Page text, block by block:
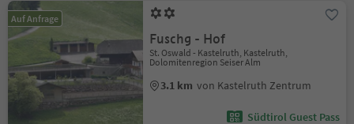
Auf Anfrage
Fuschg - Hof
St. Oswald - Kastelruth, Kastelruth,
Dolomitenregion Seiser Alm
3.1 km von Kastelruth Zentrum
Südtirol Guest Pass